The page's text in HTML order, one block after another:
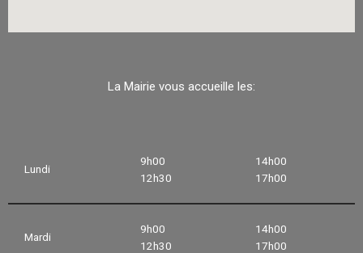
La Mairie vous accueille les:
Lundi
9h00
12h30
14h00
17h00
Mardi
9h00
12h30
14h00
17h00